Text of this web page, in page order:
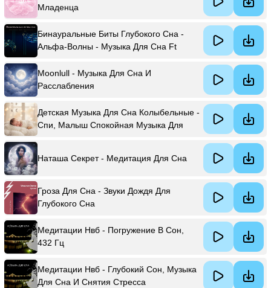
Младенца
Бинауральные Биты Глубокого Сна -
Альфа-Волны - Музыка Для Сна Ft
Бинауральные Биения Музыка Для Сна
Moonlull - Музыка Для Сна И
Расслабления
Детская Музыка Для Сна Колыбельные -
Спи, Малыш Спокойная Музыка Для
Наташа Секрет - Медитация Для Сна
Гроза Для Сна - Звуки Дождя Для
Глубокого Сна
Медитации Нвб - Погружение В Сон,
432 Гц
Медитации Нвб - Глубокий Сон, Музыка
Для Сна И Снятия Стресса